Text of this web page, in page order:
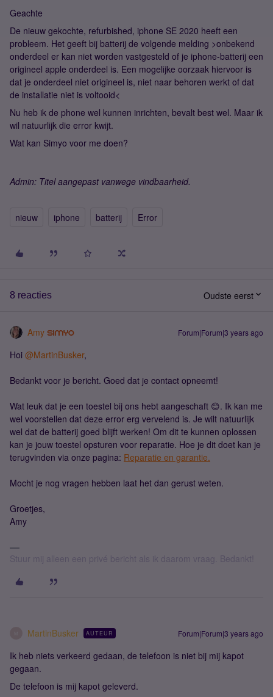
Geachte
De nieuw gekochte, refurbished, iphone SE 2020 heeft een
probleem. Het geeft bij batterij de volgende melding >onbekend
onderdeel er kan niet worden vastgesteld of je iphone-batterij een
origineel apple onderdeel is. Een mogelijke oorzaak hiervoor is
dat je onderdeel niet origineel is, niet naar behoren werkt of dat
de installatie niet is voltooid<
Nu heb ik de phone wel kunnen inrichten, bevalt best wel. Maar ik
wil natuurlijk die error kwijt.
Wat kan Simyo voor me doen?
Admin: Titel aangepast vanwege vindbaarheid.
nieuw iphone batterij Error
8 reacties Oudste eerst
Amy Forum|Forum|3 years ago
Hoi @MartinBusker,
Bedankt voor je bericht. Goed dat je contact opneemt!
Wat leuk dat je een toestel bij ons hebt aangeschaft 😊. Ik kan me
wel voorstellen dat deze error erg vervelend is. Je wilt natuurlijk
wel dat de batterij goed blijft werken! Om dit te kunnen oplossen
kan je jouw toestel opsturen voor reparatie. Hoe je dit doet kan je
terugvinden via onze pagina: Reparatie en garantie.
Mocht je nog vragen hebben laat het dan gerust weten.
Groetjes,
Amy
Stuur mij alleen een privé bericht als ik daarom vraag. Bedankt!
MartinBusker AUTEUR Forum|Forum|3 years ago
Ik heb niets verkeerd gedaan, de telefoon is niet bij mij kapot
gegaan.
De telefoon is mij kapot geleverd.